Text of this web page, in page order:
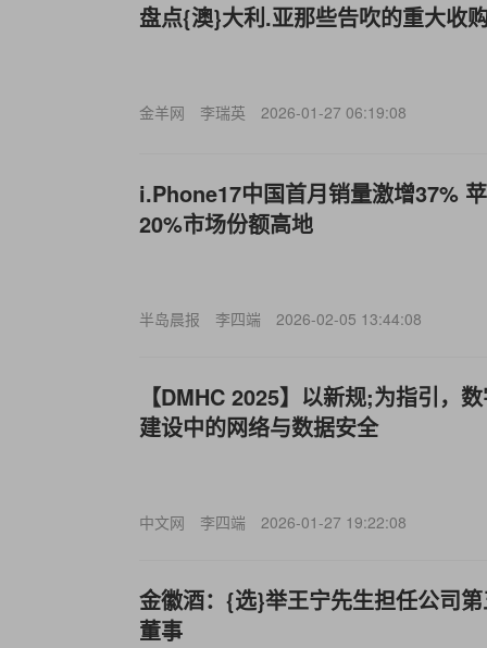
盘点{澳}大利.亚那些告吹的重大收
金羊网 李瑞英 2026-01-27 06:19:08
i.Phone17中国首月销量激增37%
20%市场份额高地
半岛晨报 李四端 2026-02-05 13:44:08
【DMHC 2025】以新规;为指引，
建设中的网络与数据安全
中文网 李四端 2026-01-27 19:22:08
金徽酒：{选}举王宁先生担任公司
董事